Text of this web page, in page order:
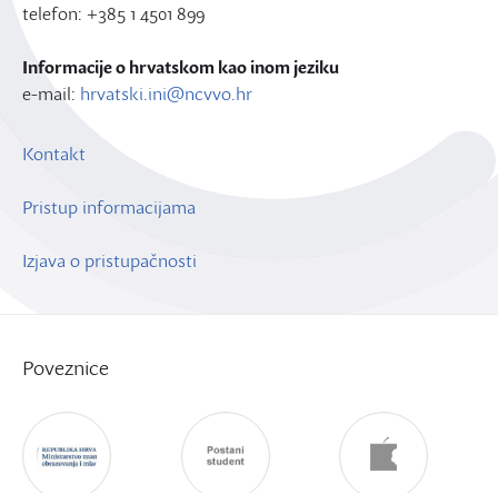
telefon: +385 1 4501 899
Informacije o hrvatskom kao inom jeziku
e-mail: hrvatski.ini@ncvvo.hr
Kontakt
Pristup informacijama
Izjava o pristupačnosti
Poveznice